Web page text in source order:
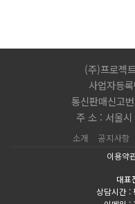
(주)프로젝
사업자등
통신판매신고
주 소 : 서울
소개 공지사항
이용약
대표
상담시간 :